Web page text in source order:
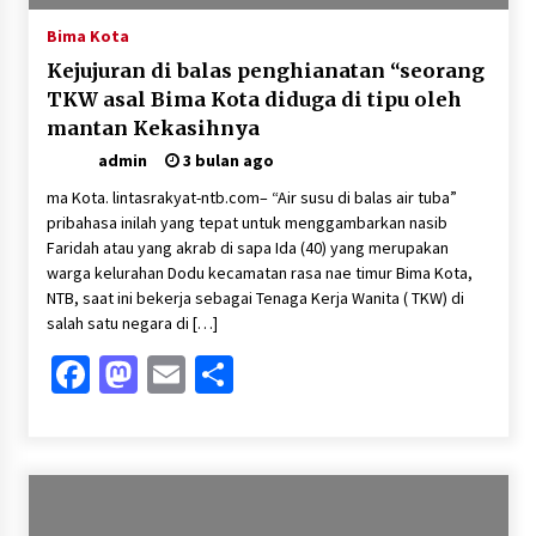
Bima Kota
Kejujuran di balas penghianatan “seorang
TKW asal Bima Kota diduga di tipu oleh
mantan Kekasihnya
admin
3 bulan ago
ma Kota. lintasrakyat-ntb.com– “Air susu di balas air tuba”
pribahasa inilah yang tepat untuk menggambarkan nasib
Faridah atau yang akrab di sapa Ida (40) yang merupakan
warga kelurahan Dodu kecamatan rasa nae timur Bima Kota,
NTB, saat ini bekerja sebagai Tenaga Kerja Wanita ( TKW) di
salah satu negara di […]
Facebook
Mastodon
EmailShare